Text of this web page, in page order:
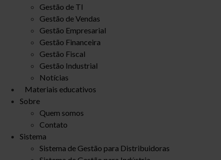
Gestão de TI
Gestão de Vendas
Gestão Empresarial
Gestão Financeira
Gestão Fiscal
Gestão Industrial
Notícias
Materiais educativos
Sobre
Quem somos
Contato
Sistema
Sistema de Gestão para Distribuidoras